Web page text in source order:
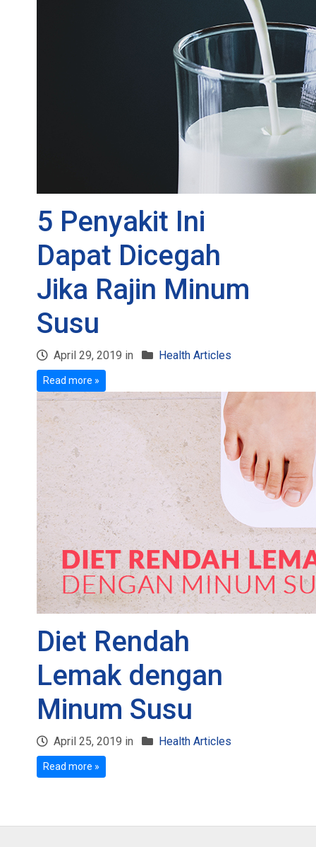
5 Penyakit Ini
Dapat Dicegah
Jika Rajin Minum
Susu
April 29, 2019 in Health Articles
Read more »
Diet Rendah
Lemak dengan
Minum Susu
April 25, 2019 in Health Articles
Read more »